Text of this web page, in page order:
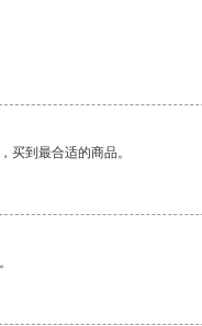
买到最合适的商品。